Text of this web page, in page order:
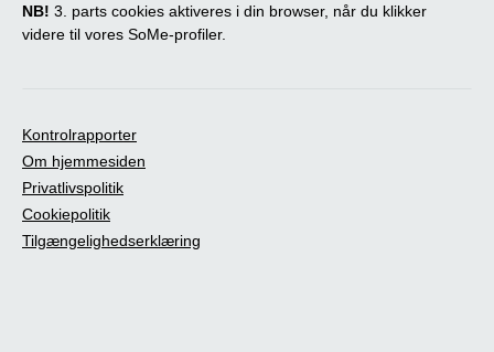
NB! 3. parts cookies aktiveres i din browser, når du klikker
videre til vores SoMe-profiler.
Kontrolrapporter
Om hjemmesiden
Privatlivspolitik
Cookiepolitik
Tilgængelighedserklæring